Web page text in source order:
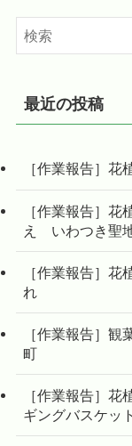
最近の投稿
［作業報告］
［作業報告］
え いわつき聖
［作業報告］
れ
［作業報告］
町
［作業報告］
ギングバスケ